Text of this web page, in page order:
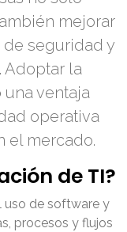
mejorar
seguridad y
Adoptar la
ventaja
operativa
el mercado.
de TI?
uso de software y
procesos y flujos